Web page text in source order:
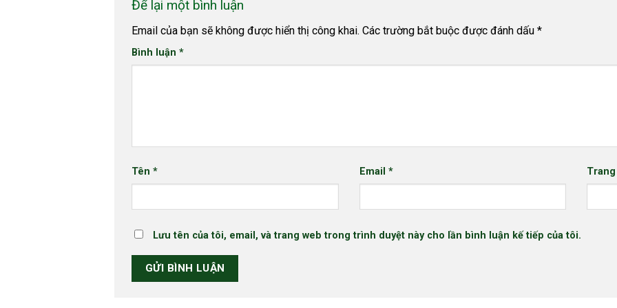
Để lại một bình luận
Email của bạn sẽ không được hiển thị công khai. Các trường bắt buộc được đánh dấu*
Bình luận*
Tên* Email *
Lưu tên của tôi, email, và trang web trong trình duyệt này cho lần bình luận kế tiếp của tôi.